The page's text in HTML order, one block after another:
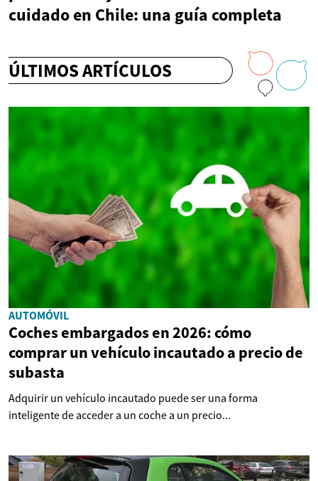
cuidado en Chile: una guía completa
ÚLTIMOS ARTÍCULOS
AUTOMÓVIL
Coches embargados en 2026: cómo
comprar un vehículo incautado a precio de
subasta
Adquirir un vehículo incautado puede ser una forma
inteligente de acceder a un coche a un precio...